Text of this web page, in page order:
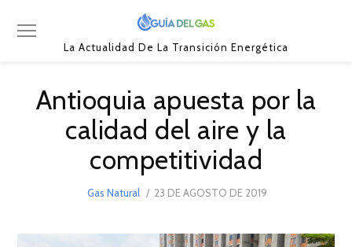
La Actualidad De La Transición Energética
Antioquia apuesta por la
calidad del aire y la
competitividad
Gas Natural
POSTED
23 DE AGOSTO DE 2019
DE